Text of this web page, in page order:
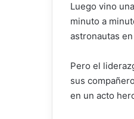
Luego vino
minuto a
astronautas
Pero el
sus
en un acto